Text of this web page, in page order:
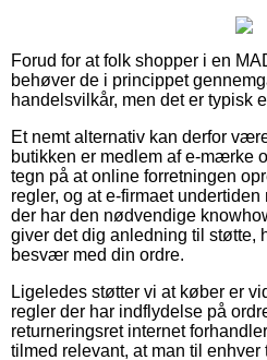
Forud for at folk shopper i en
behøver de i princippet
handelsvilkår, men det er typisk
Et nemt alternativ kan derfor
butikken er medlem af e-mærke
tegn på at online forretningen
regler, og at e-firmaet
der har den nødvendige
giver det dig anledning til støtte,
besvær med din ordre.
Ligeledes støtter vi at køber er
regler der har indflydelse på
returneringsret internet
tilmed relevant, at man til